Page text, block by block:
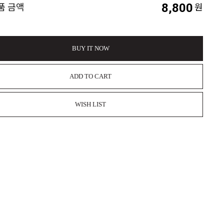
금액 8,800원
BUY IT NOW
ADD TO CART
WISH LIST